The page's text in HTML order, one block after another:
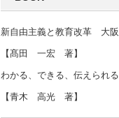
新自由主義と教育改革 大阪
【髙田 一宏 著】
わかる、できる、伝えられ
【青木 高光 著】